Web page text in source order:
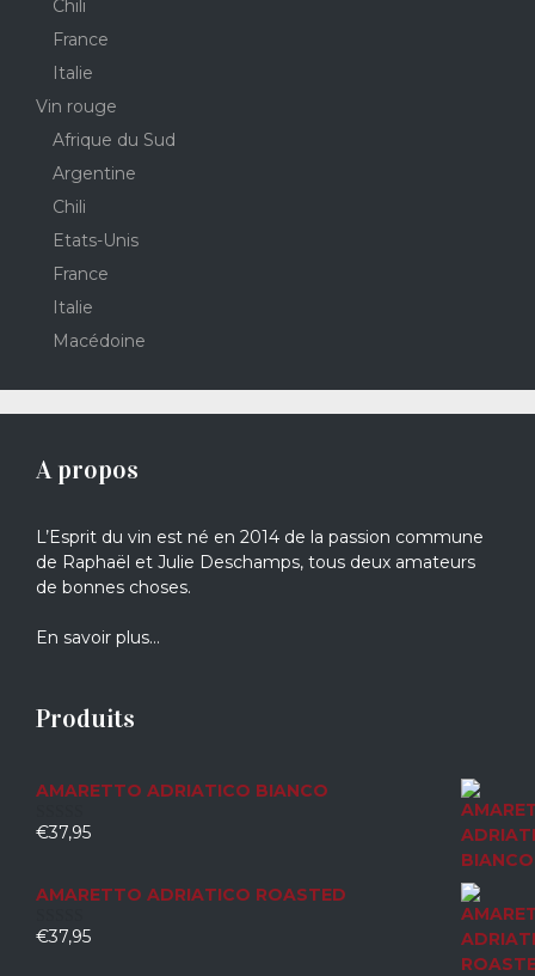
Chili
France
Italie
Vin rouge
Afrique du Sud
Argentine
Chili
Etats-Unis
France
Italie
Macédoine
A propos
L’Esprit du vin est né en 2014 de la passion commune
de Raphaël et Julie Deschamps, tous deux amateurs
de bonnes choses.
En savoir plus…
Produits
AMARETTO ADRIATICO BIANCO
0
€37,95
AMARETTO ADRIATICO ROASTED
0
€37,95